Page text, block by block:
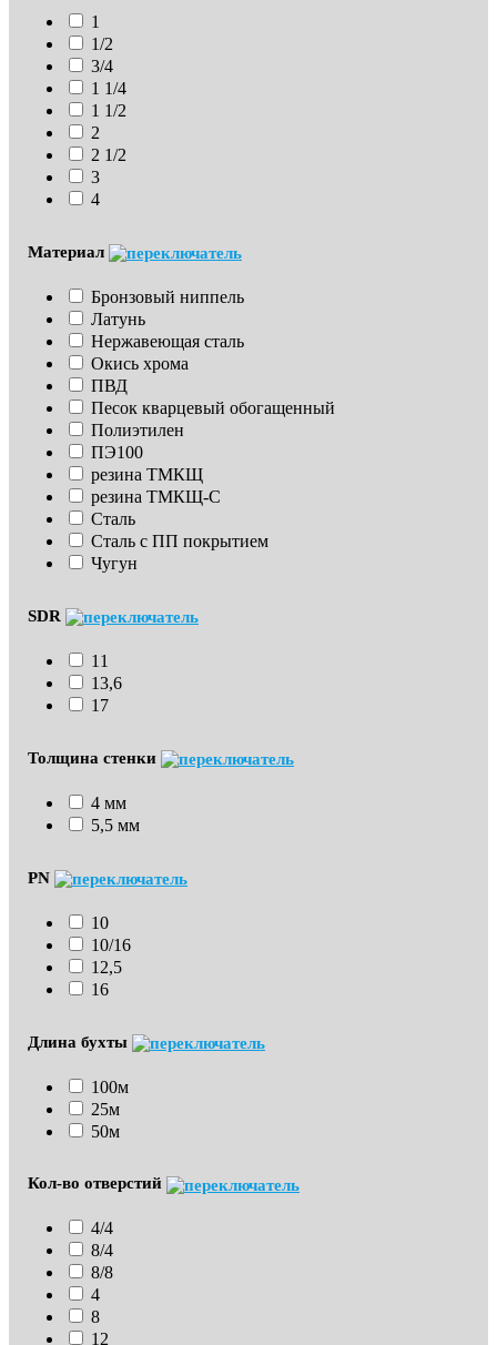
1
1/2
3/4
1 1/4
1 1/2
2
2 1/2
3
4
Материал
Бронзовый ниппель
Латунь
Нержавеющая сталь
Окись хрома
ПВД
Песок кварцевый обогащенный
Полиэтилен
ПЭ100
резина ТМКЩ
резина ТМКЩ-С
Сталь
Сталь с ПП покрытием
Чугун
SDR
11
13,6
17
Толщина стенки
4 мм
5,5 мм
PN
10
10/16
12,5
16
Длина бухты
100м
25м
50м
Кол-во отверстий
4/4
8/4
8/8
4
8
12